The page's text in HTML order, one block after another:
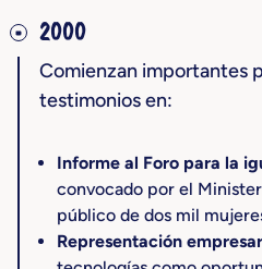
2000
Comienzan importantes
testimonios en:
Informe al Foro para la
convocado por el
público de dos mil
Representación